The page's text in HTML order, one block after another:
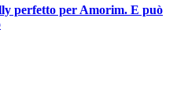
perfetto per Amorim. E può